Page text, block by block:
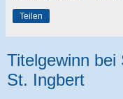
Teilen
Titelgewinn bei
St. Ingbert